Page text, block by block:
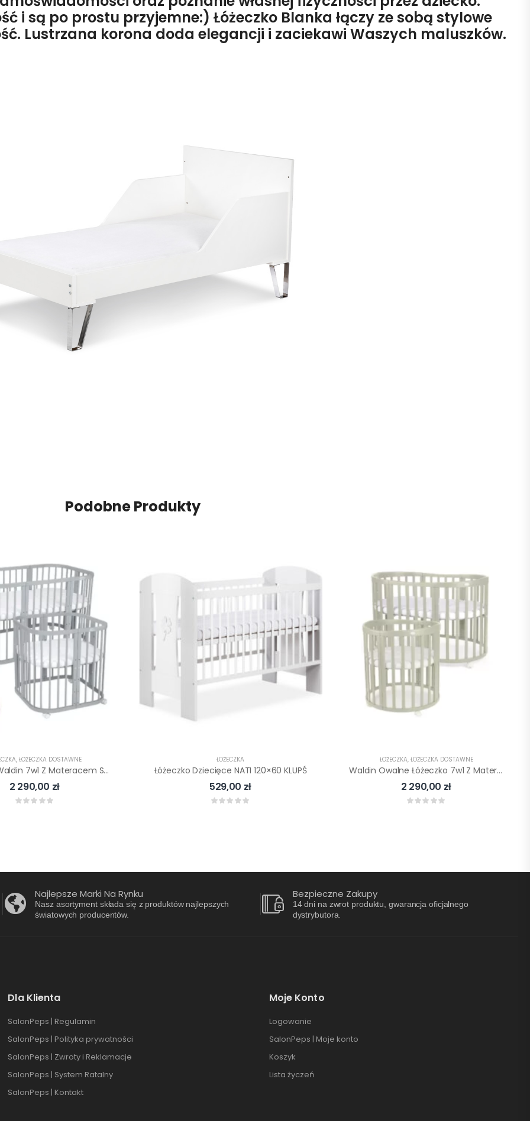
i są po prostu przyjemne:) Łóżeczko Blanka łączy ze sobą stylowe
Lustrzana korona doda elegancji i zaciekawi Waszych maluszków.
Podobne Produkty
, ŁÓŻECZKA DOSTAWNE
Łóżeczko Waldin 7w1 Z Materacem Szare
2 290,00 zł
ŁÓŻECZKA
Łóżeczko Dziecięce NATI 120×60 KLUPŚ
529,00 zł
ŁÓŻECZKA, ŁÓŻECZKA DOSTAWNE
Waldin Owalne Łóżeczko 7w1 Z Materacem – Oliwkowe
2 290,00 zł
Najlepsze Marki Na Rynku
Nasz asortyment składa się z produktów najlepszych
światowych producentów.
Bezpieczne Zakupy
14 dni na zwrot produktu, gwarancja oficjalnego
dystrybutora.
Dla Klienta
SalonPeps | Regulamin
SalonPeps | Polityka prywatności
SalonPeps | Zwroty i Reklamacje
SalonPeps | System Ratalny
SalonPeps | Kontakt
Moje Konto
Logowanie
SalonPeps | Moje konto
Koszyk
Lista życzeń